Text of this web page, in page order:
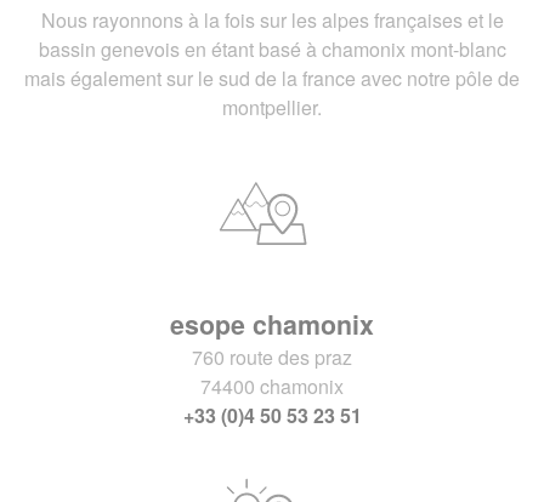
Nous rayonnons à la fois sur les alpes françaises et le
bassin genevois en étant basé à chamonix mont-blanc
mais également sur le sud de la france avec notre pôle de
montpellier.
esope chamonix
760 route des praz
74400 chamonix
+33 (0)4 50 53 23 51